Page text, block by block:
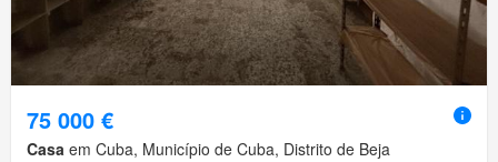
75 000 €
Casa em Cuba, Município de Cuba, Distrito de Beja